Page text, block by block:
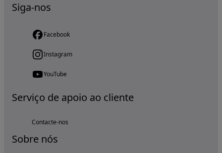
Siga-nos
Facebook
Instagram
YouTube
Serviço de apoio ao cliente
Contacte-nos
Sobre nós